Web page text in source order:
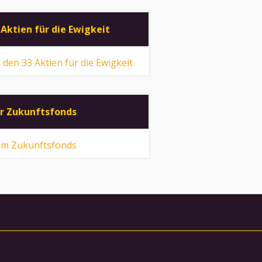
Aktien für die Ewigkeit
den 33 Aktien für die Ewigkeit
Zukunftsfonds
Zukunftsfonds